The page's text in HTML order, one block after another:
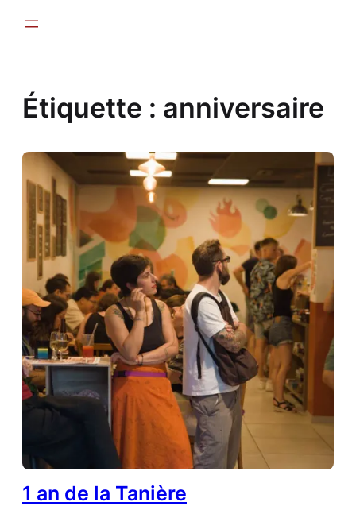
Étiquette : anniversaire
1 an de la Tanière